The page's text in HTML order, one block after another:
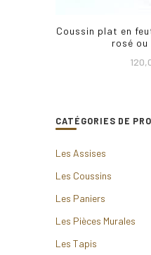
Coussin plat en
rosé ou
CATÉGORIES DE
Les Assises
Les Coussins
Les Paniers
Les Pièces Murales
Les Tapis